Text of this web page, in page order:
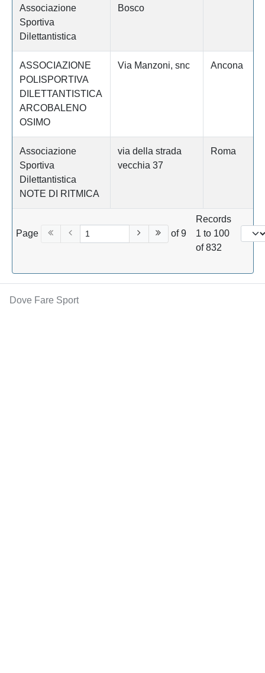
Associazione
Sportiva
Dilettantistica
Bosco
ASSOCIAZIONE
POLISPORTIVA
DILETTANTISTICA
ARCOBALENO
OSIMO
Via Manzoni, snc Ancona
Associazione
Sportiva
Dilettantistica
NOTE DI RITMICA
via della strada
vecchia 37
Roma
Page of 9
Records
1 to 100
of 832
Dove Fare Sport